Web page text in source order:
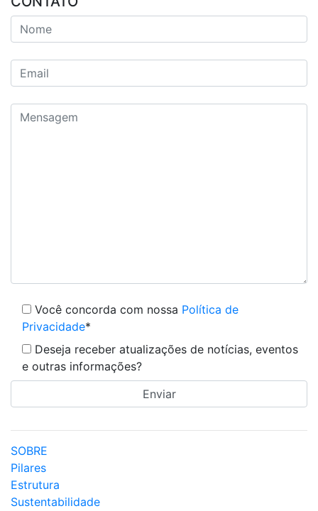
Você concorda com nossa Política de
Privacidade*
Deseja receber atualizações de notícias, eventos
e outras informações?
SOBRE
Pilares
Estrutura
Sustentabilidade